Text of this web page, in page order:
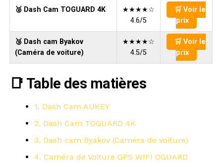
🥈 Dash Cam TOGUARD 4K
★★★★☆
4.6/5
🛒 Voir le
prix
🥉 Dash cam Byakov
(Caméra de voiture)
★★★★☆
4.5/5
🛒 Voir le
prix
📑 Table des matières
1. Dash Cam AUKEY
2. Dash Cam TOGUARD 4K
3. Dash cam Byakov (Caméra de voiture)
4. Caméra de Voiture GPS WIFI OGUARD